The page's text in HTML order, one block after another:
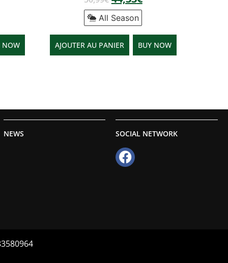
NOW
All Season
AJOUTER AU PANIER BUY NOW
NEWS SOCIAL NETWORK